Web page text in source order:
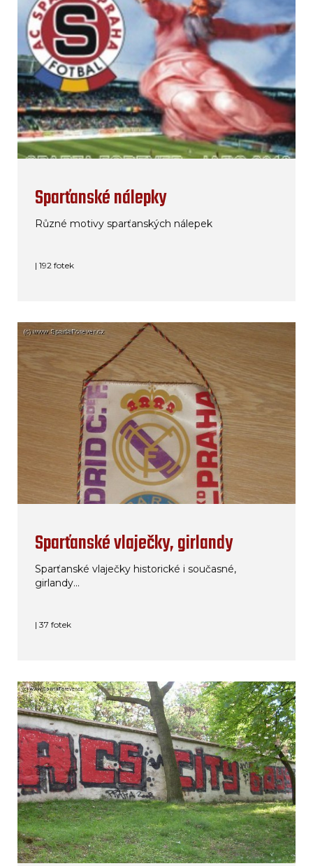
Sparťanské nálepky
Různé motivy sparťanských nálepek
| 192 fotek
Sparťanské vlaječky, girlandy
Sparťanské vlaječky historické i současné,
girlandy...
| 37 fotek